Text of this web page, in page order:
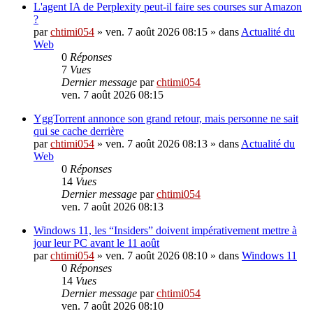
L'agent IA de Perplexity peut-il faire ses courses sur Amazon
?
parchtimi054 » ven. 7 août 2026 08:15 » dans Actualité du
Web
0 Réponses
7 Vues
Dernier message parchtimi054
ven. 7 août 2026 08:15
YggTorrent annonce son grand retour, mais personne ne sait
qui se cache derrière
parchtimi054 » ven. 7 août 2026 08:13 » dans Actualité du
Web
0 Réponses
14 Vues
Dernier message parchtimi054
ven. 7 août 2026 08:13
Windows 11, les “Insiders” doivent impérativement mettre à
jour leur PC avant le 11 août
parchtimi054 » ven. 7 août 2026 08:10 » dans Windows 11
0 Réponses
14 Vues
Dernier message parchtimi054
ven. 7 août 2026 08:10